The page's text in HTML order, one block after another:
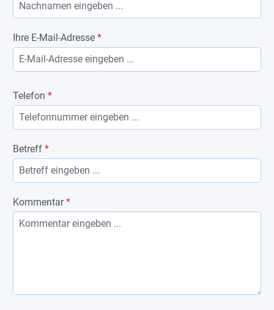
Ihre E-Mail-Adresse *
Telefon *
Betreff *
Kommentar*